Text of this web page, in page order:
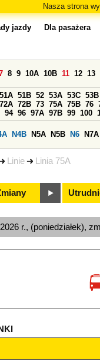
Nasza strona
Linie Linia 75A
jazdy Dla pasażera
8 9 10A 10B 11 12 13
51A 51B 52 53A 53C 53B
72A 72B 73 75A 75B 76
94 96 97A 97B 99 100
N4B N5A N5B N6 N7A
r., (poniedziałek),